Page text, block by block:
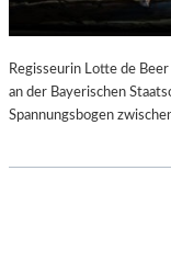
Regisseurin Lotte de
an der Bayerischen
Spannungsbogen